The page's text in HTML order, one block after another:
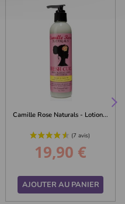
Camille Rose Naturals - Lotion...
Prix
19,90 €
AJOUTER AU PANIER